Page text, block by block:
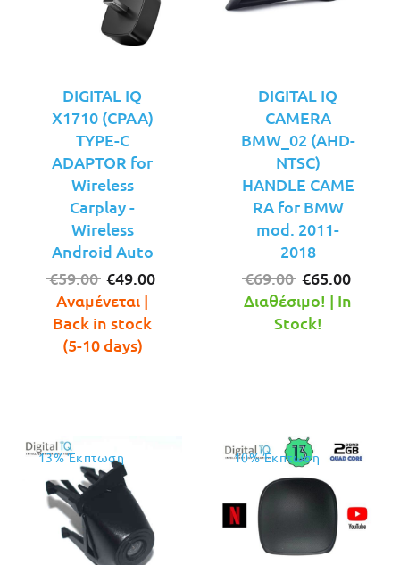
DIGITAL IQ
X1710 (CPAA)
TYPE-C
ADAPTOR for
Wireless
Carplay -
Wireless
Android Auto
€59.00 Original
price
was:
€59.00.
€49.00
Αναμένεται |
Back in stock
(5-10 days)
DIGITAL IQ
CAMERA
BMW_02 (AHD-
NTSC)
HANDLE CAME
RA for BMW
mod. 2011-
2018
€69.00 Original
price
was:
€65.00
Διαθέσιμο! | In
Stock!
13% Έκπτωση 10% Έκπτωση